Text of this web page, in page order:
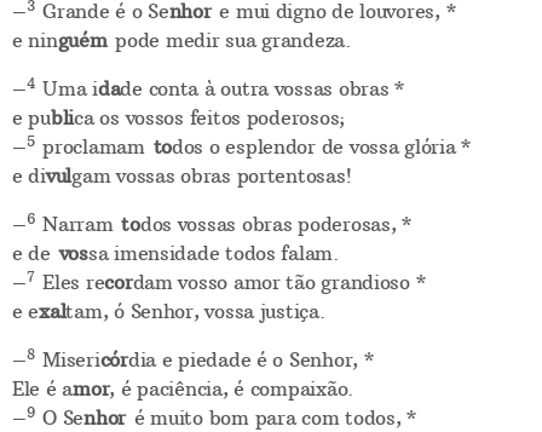
–3Grande é o Senhore mui digno de louvores, *
e ninguémpode medir sua grandeza.
–4Uma idade conta à outra vossas obras *
e publica os vossos feitos poderosos;
–5proclamam todos o esplendor de vossa glória *
e divulgam vossas obras portentosas!
–6Narramtodos vossas obras poderosas, *
e devossa imensidade todos falam.
–7 Eles recordam vosso amor tão grandioso *
e exaltam, ó Senhor, vossa justiça.
–8Misericórdia e piedade é o Senhor, *
Ele é amor, é paciência, é compaixão.
–9O Senhoré muito bom para com todos, *